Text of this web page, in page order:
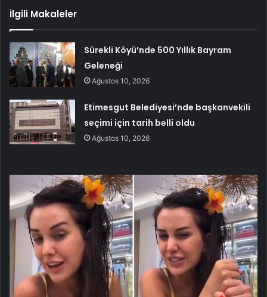
İlgili Makaleler
Sürekli Köyü’nde 500 Yıllık Bayram
Geleneği
Ağustos 10, 2026
Etimesgut Belediyesi’nde başkanvekili
seçimi için tarih belli oldu
Ağustos 10, 2026